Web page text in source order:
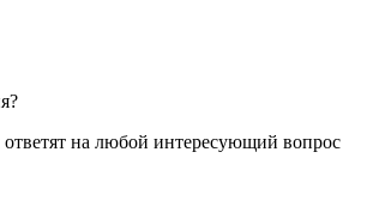
на любой интересующий вопрос